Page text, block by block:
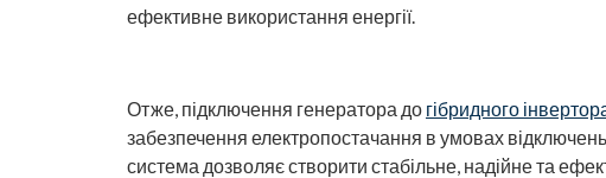
ефективне використання енергії.
Отже, підключення генератора до гібридного
забезпечення електропостачання в умовах
система дозволяє створити стабільне, надійне та